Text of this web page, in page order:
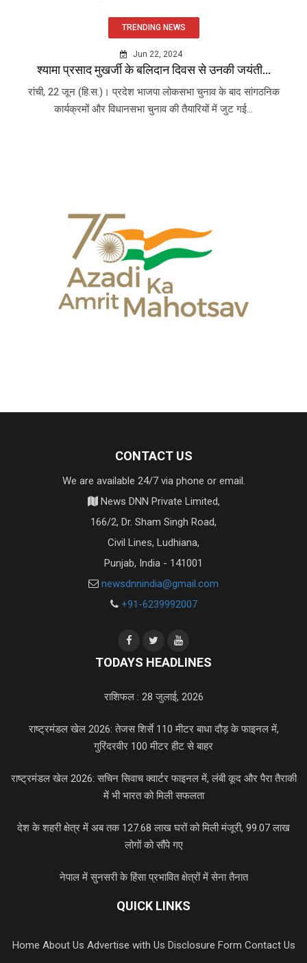
TRENDING NEWS
Jun 22, 2024
श्यामा प्रसाद मुखर्जी के बलिदान दिवस से उनकी जयंती...
रांची, 22 जून (हि.स.)। प्रदेश भाजपा लोकसभा चुनाव के बाद सांगठनिक
कार्यक्रमों और विधानसभा चुनाव की तैयारियों में जुट गई...
CONTACT US
We are available 24/7 via phone or email.
News DNN Private Limited,
166/2, Dr. Sham Singh Road,
Civil Lines, Ludhiana,
Punjab, India - 141001
newsdnnindia@gmail.com
+91-6239992007
TODAYS HEADLINES
राशिफल : 28 जुलाई, 2026
राष्ट्रमंडल खेल 2026: तेजस शिर्से 110 मीटर बाधा दौड़ के फाइनल में,
गुरिंदरवीर 100 मीटर हीट से बाहर
राष्ट्रमंडल खेल 2026: सचिन सिवाच क्वार्टर फाइनल में, लंबी कूद और पैरा तैराकी
में भी भारत को मिली सफलता
देश के शहरी क्षेत्र में अब तक 127.68 लाख घरों को मिली मंजूरी, 99.07 लाख
लोगों को सौंपे गए
नेपाल में सुनसरी के हिंसा प्रभावित क्षेत्रों में सेना तैनात
QUICK LINKS
Home About Us Advertise with Us Disclosure Form Contact Us